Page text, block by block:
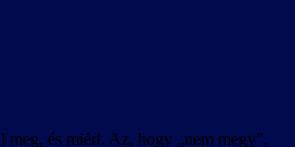
és miért. Az, hogy „nem megy”,